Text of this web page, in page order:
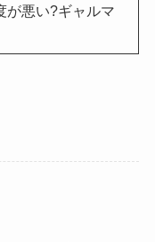
が悪い?ギャルマ